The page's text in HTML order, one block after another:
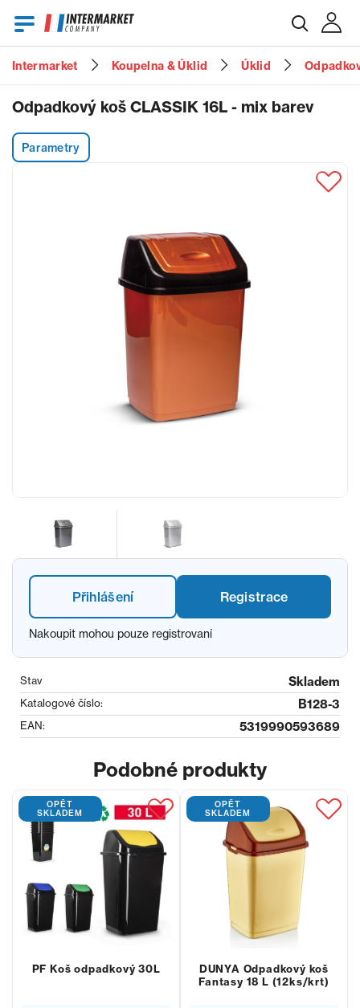
Heslo
Zapomenuté heslo?
Intermarket Koupelna & Úklid Úklid
Odpadkový koš CLASSIK 16L - mix barev
Parametry
Přihlášení Registrace
Nakoupit mohou pouze registrovaní
Stav Skladem
Katalogové číslo: B128-3
EAN: 5319990593689
Podobné produkty
OPĚT
SKLADEM
PF Koš odpadkový 30L
OPĚT
SKLADEM
DUNYA Odpadkový koš
Fantasy 18 L (12ks/krt)